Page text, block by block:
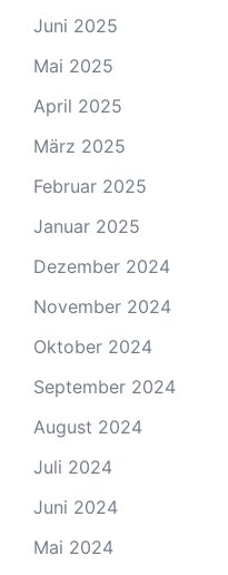
Juni 2025
Mai 2025
April 2025
März 2025
Februar 2025
Januar 2025
Dezember 2024
November 2024
Oktober 2024
September 2024
August 2024
Juli 2024
Juni 2024
Mai 2024